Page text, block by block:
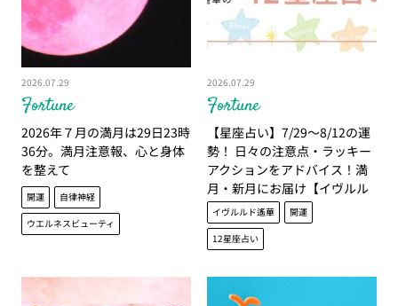
Fortune
2026.07.29
2026年７月の満月は29日23時
36分。満月注意報、心と身体
を整えて
開運
自律神経
ウエルネスビューティ
Fortune
2026.07.29
【星座占い】7/29～8/12の運
勢！ 日々の注意点・ラッキー
アクションをアドバイス！満
月・新月にお届け【イヴルル
ド遙華】
イヴルルド遙華
開運
12星座占い